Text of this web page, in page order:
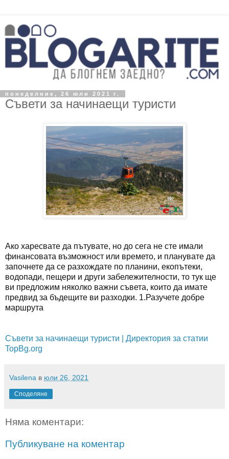
понеделник, 26 юли 2021 г.
Съвети за начинаещи туристи
Ако харесвате да пътувате, но до сега не сте имали
финансовата възможност или времето, и планувате да
започнете да се разхождате по планини, екопътеки,
водопади, пещери и други забележителности, то тук ще
ви предложим няколко важни съвета, които да имате
предвид за бъдещите ви разходки. 1.Разучете добре
маршрута
Съвети за начинаещи туристи | Директория за статии
TopBg.org
Vasilena в юли 26, 2021
Споделяне
Няма коментари:
Публикуване на коментар